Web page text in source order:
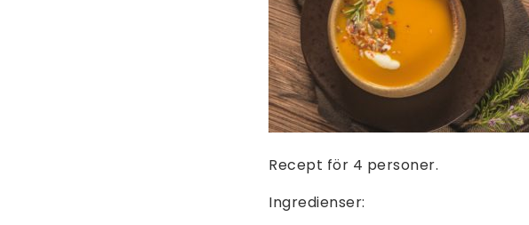
Recept för 4 personer.
Ingredienser: